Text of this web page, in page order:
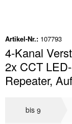
Artikel-Nr.: 107793
4-Kanal
2x CCT
Repeater,
bis 9